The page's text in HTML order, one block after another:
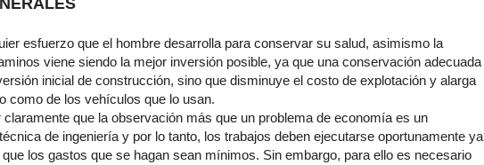
esfuerzo que el hombre desarrolla para con­servar su salud, asimismo la
viene siendo la mejor inversión posible, ya que una conservación adecuada
inicial de construcción, sino que disminuye el costo de explotación y alarga
como de los vehículos que lo usan.
que la observación más que un pro­blema de economía es un
de ingeniería y por lo tanto, los trabajos deben ejecutarse oportunamente ya
los gastos que se hagan sean mínimos. Sin embargo, para ello es necesario